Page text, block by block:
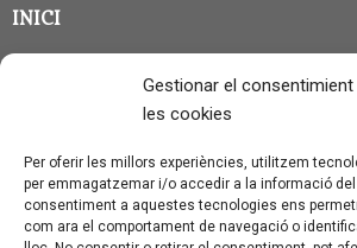
Gestionar el consentimient
les cookies
Per oferir les millors experiències, utilitzem
per emmagatzemar i/o accedir a la informació del
consentiment a aquestes tecnologies ens
com ara el comportament de navegació o
INICI
CLASSE EN GRUP
QUI SOC?
CONTACTE
AVÍS LEGAL I PROTECCIÓ DE DADES